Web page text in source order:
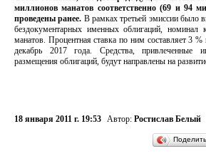
миллионов манатов соответственно (69 и 94
проведены ранее. В рамках третьей эмиссии было
бездокументарных именных облигаций, номинал
манатов. Процентная ставка по ним составляет 3
декабрь 2017 года. Средства, привлеченные
размещения облигаций, будут направлены на
18 января 2011 г. 19:53 Автор: Ростислав Белый